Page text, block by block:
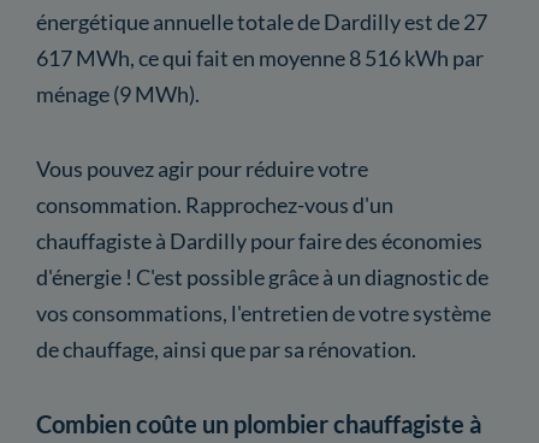
énergétique annuelle totale de Dardilly est de 27
617 MWh, ce qui fait en moyenne 8 516 kWh par
ménage (9 MWh).
Vous pouvez agir pour réduire votre
consommation. Rapprochez-vous d'un
chauffagiste à Dardilly pour faire des économies
d'énergie ! C'est possible grâce à un diagnostic de
vos consommations, l'entretien de votre système
de chauffage, ainsi que par sa rénovation.
Combien coûte un plombier chauffagiste à